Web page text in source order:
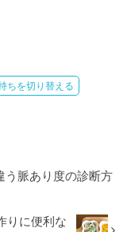
ちを切り替える
う脈あり度の診断方
りに便利な